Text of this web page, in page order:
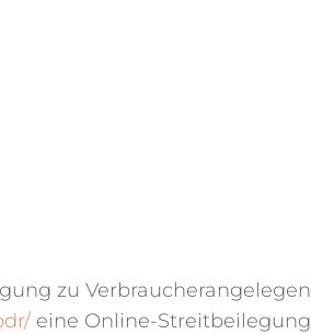
zu
eine Online-